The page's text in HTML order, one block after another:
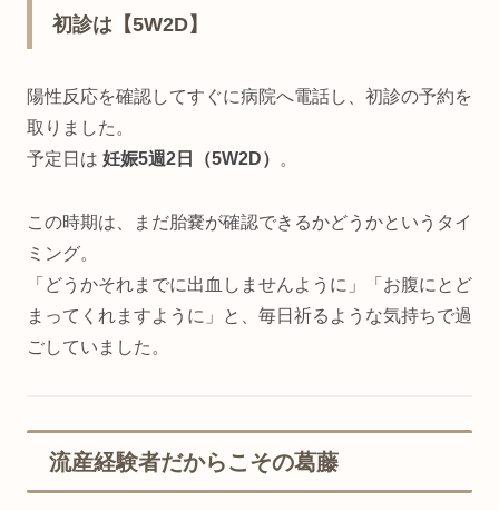
初診は【5W2D】
陽性反応を確認してすぐに病院へ電話し、初診の予約を
取りました。
予定日は 妊娠5週2日（5W2D） 。
この時期は、まだ胎嚢が確認できるかどうかというタイ
ミング。
「どうかそれまでに出血しませんように」「お腹にとど
まってくれますように」と、毎日祈るような気持ちで過
ごしていました。
流産経験者だからこその葛藤